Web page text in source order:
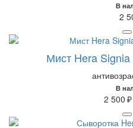
В
2
Мист Hera
В
2 500 ₽